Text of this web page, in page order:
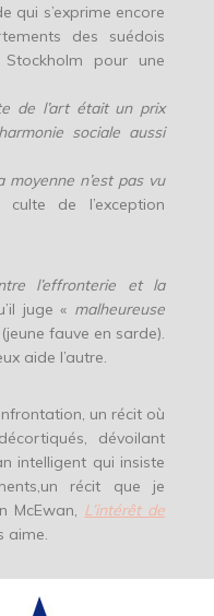
qui s’exprime encore
des suédois
pour une
de l’art était un prix
sociale aussi
moyenne n’est pas vu
de l’exception
l’effronterie et la
juge « malheureuse
fauve en sarde).
aide l’autre.
un récit où
dévoilant
intelligent qui insiste
récit que je
McEwan, L’intérêt de
aime.